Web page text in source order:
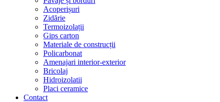
Acoperișuri
Zidărie
Termoizolații
Gips carton
Materiale de construcții
Policarbonat
Amenajari interior-exterior
Bricolaj
Hidroizolatii
Placi ceramice
Contact